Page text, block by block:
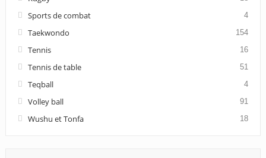
Sports de combat 4
Taekwondo 154
Tennis 16
Tennis de table 51
Teqball 4
Volley ball 91
Wushu et Tonfa 18